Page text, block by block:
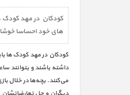
کودکان در مهد کودک
های خود احساسا
کودکان در مهد کودک ها
داشته باشند و بتوانند
می‌کنند. بچه‌ها در خلال